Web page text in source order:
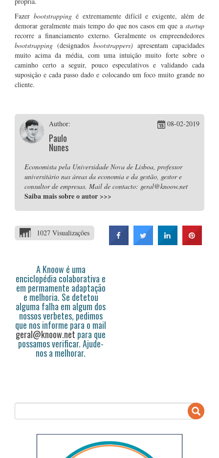
Fazer bootstrappingé extremamente difícil e exigente, além de
demorar geralmente mais tempo do que nos casos em que a startup
recorre a financiamento externo. Geralmente os empreendedores
bootstrapping (designados bootstrappers) apresentam capacidades
muito acima da média, com uma intuição muito forte sobre o
caminho certo a seguir, pouco especulativos e validando cada
suposição e cada passo dado e colocando um foco muito grande no
cliente.
Author:
Paulo
Nunes
08-02-2019
Economista pela Universidade Nova de Lisboa, professor
universitário nas áreas da economia e da gestão, gestor e
consultor de empresas. Mail de contacto: geral@knoow.net
Saiba mais sobre o autor >>>
1027 Visualizações
A Knoow é uma
enciclopédia colaborativa e
em permamente adaptação
e melhoria. Se detetou
alguma falha em algum dos
nossos verbetes, pedimos
que nos informe para o mail
geral@knoow.net para que
possamos verificar. Ajude-
nos a melhorar.